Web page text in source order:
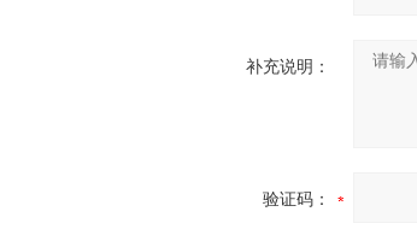
补充说明：
验证码：